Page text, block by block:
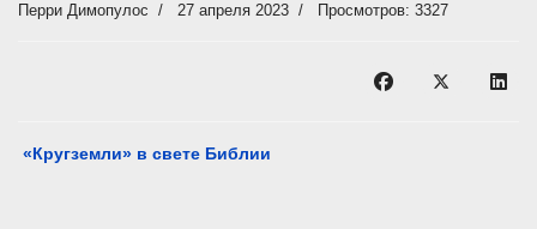
Перри Димопулос 27 апреля 2023 Просмотров: 3327
«Кругземли» в свете Библии